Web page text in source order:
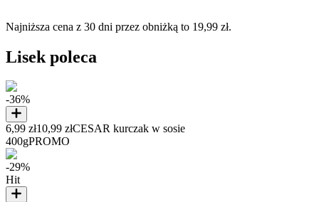
Najniższa cena z 30 dni przez obniżką to 19,99 zł.
Lisek poleca
-36%
6,99 zł10,99 złCESAR kurczak w sosie
400gPROMO
-29%
Hit